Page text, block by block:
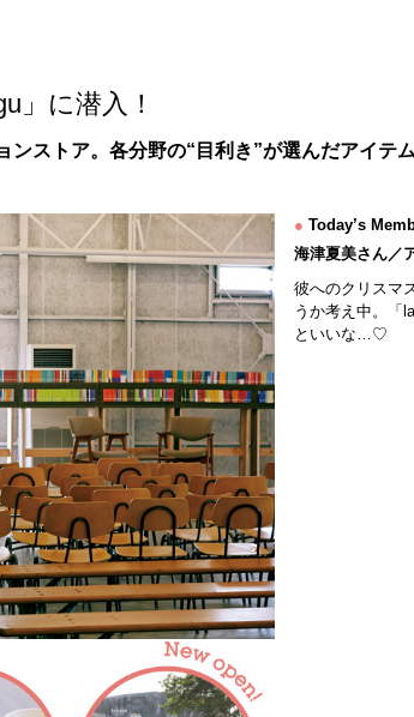
」に潜入！
ストア。各分野の“目利き”が選んだアイテ
● Today’s
海津夏美さん／
彼へのクリスマ
うか考え中。「
といいな…♡